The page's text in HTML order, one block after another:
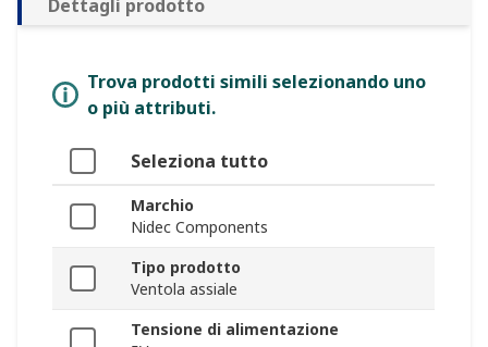
Dettagli prodotto
Trova prodotti simili selezionando uno
o più attributi.
Seleziona tutto
Marchio
Nidec Components
Tipo prodotto
Ventola assiale
Tensione di alimentazione